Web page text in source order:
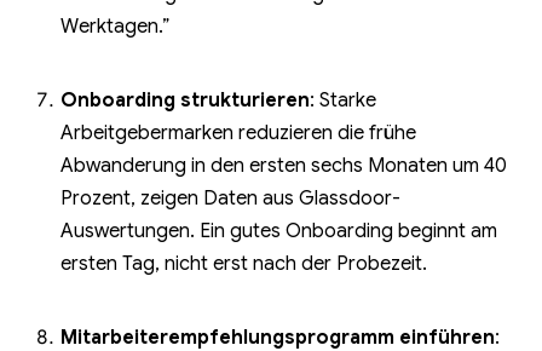
Werktagen.”
Onboarding strukturieren: Starke
Arbeitgebermarken reduzieren die frühe
Abwanderung in den ersten sechs Monaten um 40
Prozent, zeigen Daten aus Glassdoor-
Auswertungen. Ein gutes Onboarding beginnt am
ersten Tag, nicht erst nach der Probezeit.
Mitarbeiterempfehlungsprogramm einführen: